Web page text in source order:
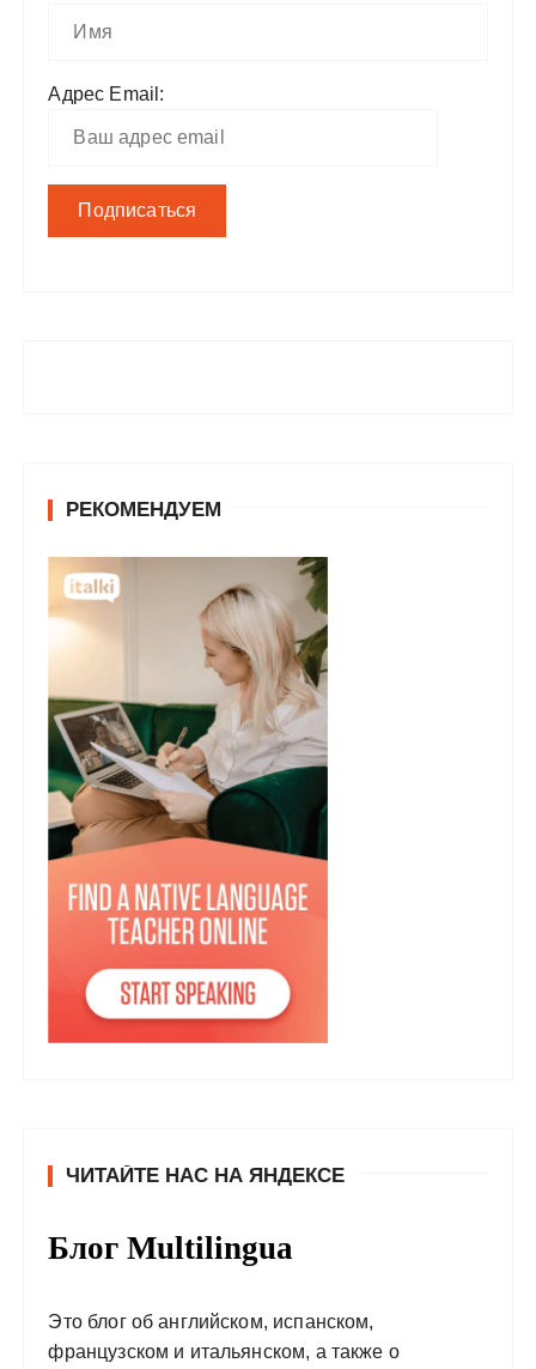
Адрес Email:
РЕКОМЕНДУЕМ
ЧИТАЙТЕ НАС НА ЯНДЕКСЕ
Блог Multilingua
Это блог об английском, испанском,
французском и итальянском, а также о